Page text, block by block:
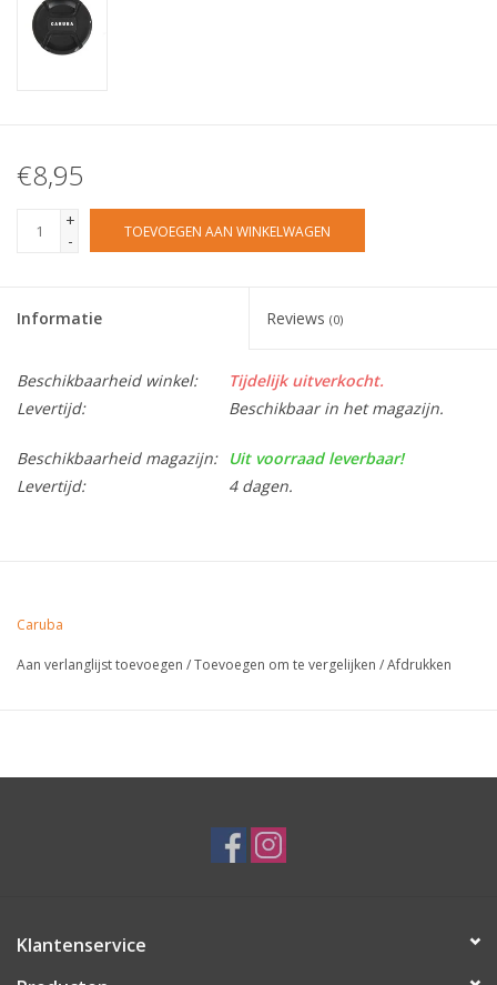
€8,95
+
-
TOEVOEGEN AAN WINKELWAGEN
Informatie Reviews (0)
Beschikbaarheid winkel:
Tijdelijk uitverkocht.
Levertijd:
Beschikbaar in het magazijn.
Beschikbaarheid magazijn:
Uit voorraad leverbaar!
Levertijd:
4 dagen.
Caruba
Aan verlanglijst toevoegen /Toevoegen om te vergelijken /Afdrukken
Klantenservice